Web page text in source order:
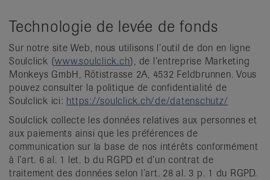
Technologie de levée de fonds
Sur notre site Web, nous utilisons l’outil de don en ligne
Soulclick (www.soulclick.ch), de l’entreprise Marketing
Monkeys GmbH, Rötistrasse 2A, 4532 Feldbrunnen. Vous
pouvez consulter la politique de confidentialité de
Soulclick ici: https://soulclick.ch/de/datenschutz/
Soulclick collecte les données relatives aux personnes et
aux paiements ainsi que les préférences de
communication sur la base de nos intérêts conformément
à l’art. 6 al. 1 let. b du RGPD et d’un contrat de
traitement des données selon l’art. 28 al. 3 p. 1 du RGPD.